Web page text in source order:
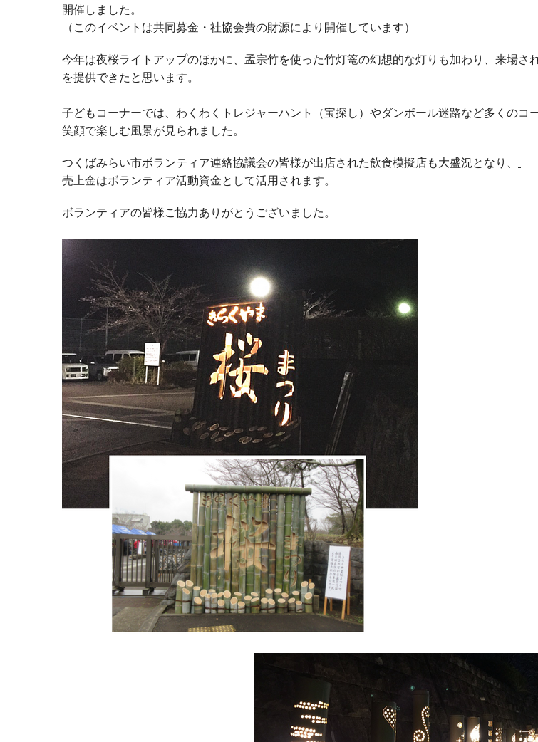
開催しました。
（このイベントは共同募金・社協会費の財源により開催しています）
今年は夜桜ライトアップのほかに、孟宗竹を使った竹灯篭の幻想的な灯りも加わり、来場さ
を提供できたと思います。
子どもコーナーでは、わくわくトレジャーハント（宝探し）やダンボール迷路など多くのコ
笑顔で楽しむ風景が見られました。
つくばみらい市ボランティア連絡協議会の皆様が出店された飲食模擬店も大盛況となり、
売上金はボランティア活動資金として活用されます。
ボランティアの皆様ご協力ありがとうございました。